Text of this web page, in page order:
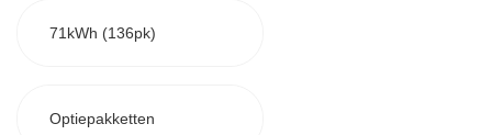
71kWh (136pk)
Optiepakketten